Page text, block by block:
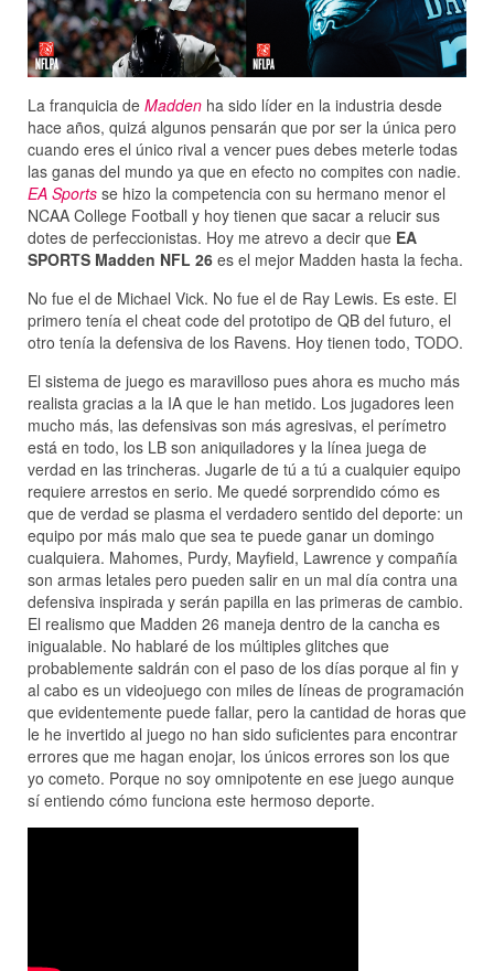
La franquicia de Madden ha sido líder en la industria desde
hace años, quizá algunos pensarán que por ser la única pero
cuando eres el único rival a vencer pues debes meterle todas
las ganas del mundo ya que en efecto no compites con nadie.
EA Sports se hizo la competencia con su hermano menor el
NCAA College Football y hoy tienen que sacar a relucir sus
dotes de perfeccionistas. Hoy me atrevo a decir que EA
SPORTS Madden NFL 26 es el mejor Madden hasta la fecha.
No fue el de Michael Vick. No fue el de Ray Lewis. Es este. El
primero tenía el cheat code del prototipo de QB del futuro, el
otro tenía la defensiva de los Ravens. Hoy tienen todo, TODO.
El sistema de juego es maravilloso pues ahora es mucho más
realista gracias a la IA que le han metido. Los jugadores leen
mucho más, las defensivas son más agresivas, el perímetro
está en todo, los LB son aniquiladores y la línea juega de
verdad en las trincheras. Jugarle de tú a tú a cualquier equipo
requiere arrestos en serio. Me quedé sorprendido cómo es
que de verdad se plasma el verdadero sentido del deporte: un
equipo por más malo que sea te puede ganar un domingo
cualquiera. Mahomes, Purdy, Mayfield, Lawrence y compañía
son armas letales pero pueden salir en un mal día contra una
defensiva inspirada y serán papilla en las primeras de cambio.
El realismo que Madden 26 maneja dentro de la cancha es
inigualable. No hablaré de los múltiples glitches que
probablemente saldrán con el paso de los días porque al fin y
al cabo es un videojuego con miles de líneas de programación
que evidentemente puede fallar, pero la cantidad de horas que
le he invertido al juego no han sido suficientes para encontrar
errores que me hagan enojar, los únicos errores son los que
yo cometo. Porque no soy omnipotente en ese juego aunque
sí entiendo cómo funciona este hermoso deporte.